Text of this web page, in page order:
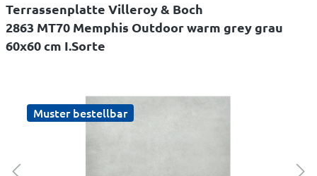
Terrassenplatte Villeroy & Boch
2863 MT70 Memphis Outdoor warm grey grau
60x60 cm I.Sorte
Muster bestellbar